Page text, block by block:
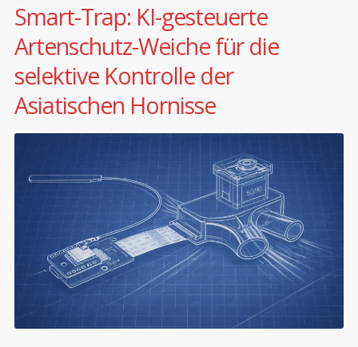
Smart-Trap: KI-gesteuerte
Artenschutz-Weiche für die
selektive Kontrolle der
Asiatischen Hornisse